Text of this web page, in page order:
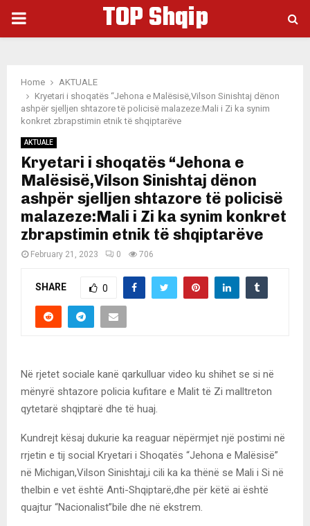
PRIMARY
TOP Shqip
Home
AKTUALE
Kryetari i shoqatës “Jehona e Malësisë,Vilson Sinishtaj dënon
ashpër sjelljen shtazore të policisë malazeze:Mali i Zi ka synim
konkret zbrapstimin etnik të shqiptarëve
AKTUALE
Kryetari i shoqatës “Jehona e
Malësisë,Vilson Sinishtaj dënon
ashpër sjelljen shtazore të policisë
malazeze:Mali i Zi ka synim konkret
zbrapstimin etnik të shqiptarëve
February 21, 2023 0 706
SHARE 0
Në rjetet sociale kanë qarkulluar video ku shihet se si në
mënyrë shtazore policia kufitare e Malit të Zi malltreton
qytetarë shqiptarë dhe të huaj.
Kundrejt kësaj dukurie ka reaguar nëpërmjet një postimi në
rrjetin e tij social Kryetari i Shoqatës “Jehona e Malësisë”
në Michigan,Vilson Sinishtaj,i cili ka ka thënë se Mali i Si në
thelbin e vet është Anti-Shqiptarë,dhe për këtë ai është
quajtur “Nacionalist”bile dhe në ekstrem.